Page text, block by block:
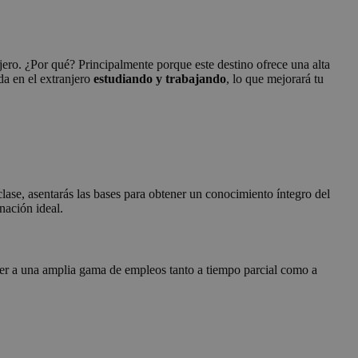
¿Por qué? Principalmente porque este destino ofrece una alta
en el extranjero estudiando y trabajando, lo que mejorará tu
asentarás las bases para obtener un conocimiento íntegro del
ideal.
a una amplia gama de empleos tanto a tiempo parcial como a